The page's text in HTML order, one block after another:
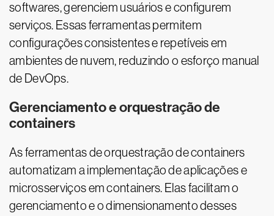
softwares, gerenciem usuários e configurem
serviços. Essas ferramentas permitem
configurações consistentes e repetíveis em
ambientes de nuvem, reduzindo o esforço manual
de DevOps.
Gerenciamento e orquestração de
containers
As ferramentas de orquestração de containers
automatizam a implementação de aplicações e
microsserviços em containers. Elas facilitam o
gerenciamento e o dimensionamento desses